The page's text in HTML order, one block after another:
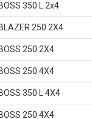
350 L 2x4
250 2X4
250 2X4
250 4X4
350 L 4X4
250 4X4